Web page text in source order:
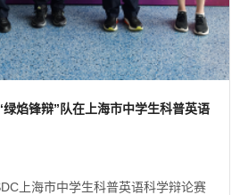
焰锋辩”队在上海市中学生科普英语
上海市中学生科普英语科学辩论赛